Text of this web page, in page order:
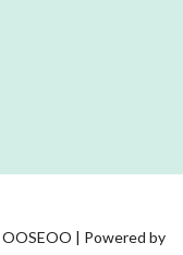
OOSEOO | Powered by